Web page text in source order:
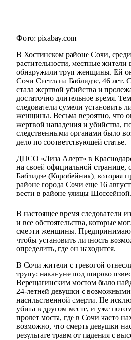
Фото: pixabay.com
В Хостинском районе Сочи, среди
растительности, местные жители
обнаружили труп женщины. Ей
Сочи Светлана Баблидзе, 46 лет.
стала жертвой убийства и
достаточно длительное время.
следователи сумели установить
женщины. Весьма вероятно, что
жертвой нападения и убийства,
следственными органами было
дело по соответствующей статье.
ДПСО «Лиза Алерт» в
на своей официальной странице,
Баблидзе (Коробейник), которая
районе города Сочи еще 16
вести в районе улицы Шоссейной.
В настоящее время следователи
и все обстоятельства, которые
смерти женщины.
чтобы установить личность
определить, где он находится.
В Сочи жители с тревогой
трупу: накануне под широко
Верещагинским мостом было
24-летней девушки с
насильственной смерти. Не
убита в другом месте, и уже
пролет моста, где в Сочи часто
возможно, что смерть девушки
результате травм от падения с